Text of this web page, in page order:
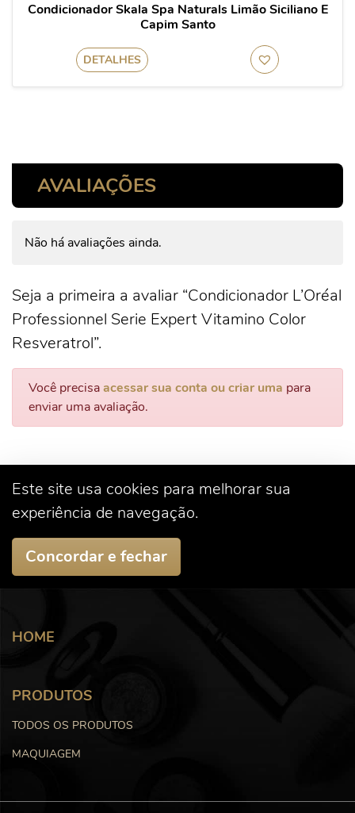
Condicionador Skala Spa Naturals Limão Siciliano E
Capim Santo
DETALHES
AVALIAÇÕES
Não há avaliações ainda.
Seja a primeira a avaliar “Condicionador L’Oréal
Professionnel Serie Expert Vitamino Color
Resveratrol”.
Você precisaacessar sua conta ou criar uma para
enviar uma avaliação.
Este site usa cookies para melhorar sua
experiência de navegação.
Concordar e fechar
HOME
PRODUTOS
TODOS OS PRODUTOS
MAQUIAGEM